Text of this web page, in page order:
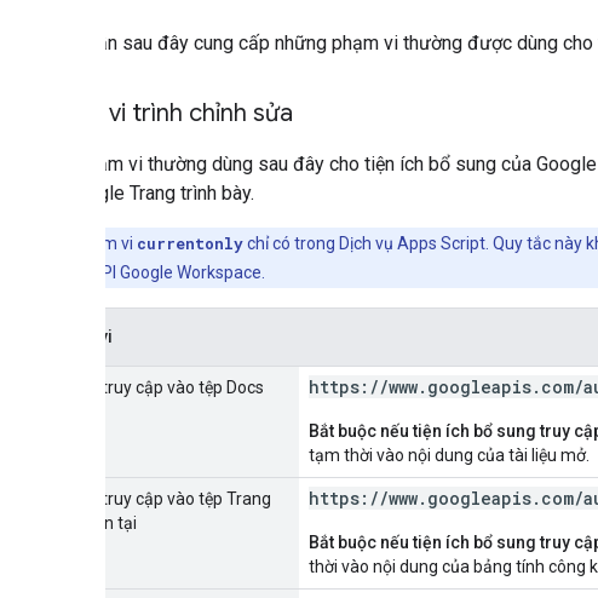
Các phần sau đây cung cấp những phạm vi thường được dùng
Phạm vi trình chỉnh sửa
Các phạm vi thường dùng sau đây cho tiện ích bổ sung của
và Google Trang trình bày.
Phạm vi currentonlychỉ có trong Dịch vụ Apps Script. Quy tắc này
trực tiếp đến API Google Workspace.
Phạm vi
Quyền truy cập vào tệp Docs
https: //www. googleapis. com/
Bắt buộc nếu tiện ích bổ sung truy
tạm thời vào nội dung của tài liệu mở.
Quyền truy cập vào tệp Trang
tính hiện tại
https: //www. googleapis. com/
Bắt buộc nếu tiện ích bổ sung truy
thời vào nội dung của bảng tính công